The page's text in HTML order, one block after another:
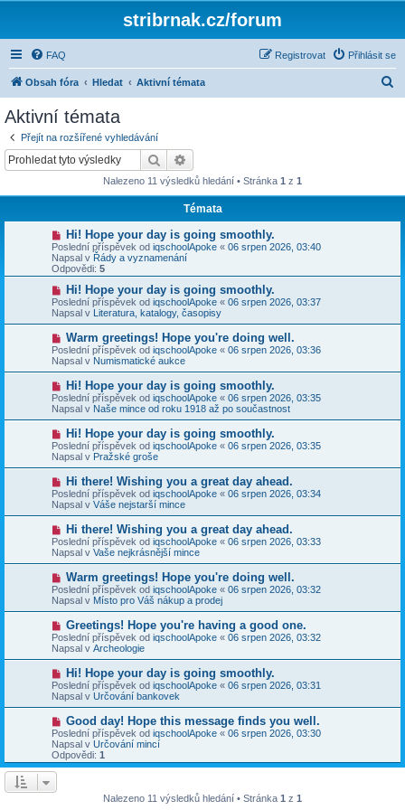
stribrnak.cz/forum
FAQ Přihlásit se
Registrovat
Obsah fóra Hledat Aktivní témata
Aktivní témata
Přejít na rozšířené vyhledávání
Hledat
Nalezeno 11 výsledků hledání • Stránka 1 z 1
Témata
N
o
v
ý
p
s
p
v
e
k
Hi! Hope your day is going smoothly.
Poslední příspěvek od iqschoolApoke « 06 srpen 2026, 03:40
Napsal v Řády a vyznamenání
Odpovědi: 5
N
o
v
ý
p
í
s
p
v
e
k
Hi! Hope your day is going smoothly.
Poslední příspěvek od iqschoolApoke « 06 srpen 2026, 03:37
Napsal v Literatura, katalogy, časopisy
N
o
v
ý
p
í
s
p
v
e
k
Warm greetings! Hope you're doing well.
Poslední příspěvek od iqschoolApoke « 06 srpen 2026, 03:36
Napsal v Numismatické aukce
N
o
v
ý
p
í
s
p
v
e
k
Hi! Hope your day is going smoothly.
Poslední příspěvek od iqschoolApoke « 06 srpen 2026, 03:35
Napsal v Naše mince od roku 1918 až po součastnost
N
o
v
ý
p
í
s
p
v
e
k
Hi! Hope your day is going smoothly.
Poslední příspěvek od iqschoolApoke « 06 srpen 2026, 03:35
Napsal v Pražské groše
N
o
v
ý
p
í
s
p
ě
v
e
k
Hi there! Wishing you a great day ahead.
Poslední příspěvek od iqschoolApoke « 06 srpen 2026, 03:34
Napsal v Váše nejstarší mince
N
o
v
ý
p
í
s
p
ě
v
e
k
Hi there! Wishing you a great day ahead.
Poslední příspěvek od iqschoolApoke « 06 srpen 2026, 03:33
Napsal v Vaše nejkrásnější mince
N
o
v
ý
í
s
p
v
e
k
Warm greetings! Hope you're doing well.
Poslední příspěvek od iqschoolApoke « 06 srpen 2026, 03:32
Napsal v Místo pro Váš nákup a prodej
N
o
v
ý
p
í
s
p
ě
v
e
k
Greetings! Hope you're having a good one.
Poslední příspěvek od iqschoolApoke « 06 srpen 2026, 03:32
Napsal v Archeologie
N
o
v
ý
í
s
p
ě
Hi! Hope your day is going smoothly.
Poslední příspěvek od iqschoolApoke « 06 srpen 2026, 03:31
Napsal v Určování bankovek
N
o
v
ý
p
Good day! Hope this message finds you well.
Poslední příspěvek od iqschoolApoke « 06 srpen 2026, 03:30
Napsal v Určování mincí
Odpovědi: 1
Nalezeno 11 výsledků hledání • Stránka 1 z 1